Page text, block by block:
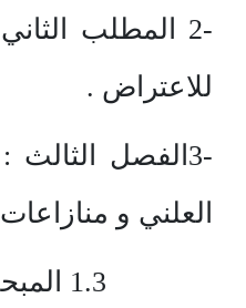
-2 المطلب
للاعتراض .
-3الفصل الثالث
العلني و
1.3